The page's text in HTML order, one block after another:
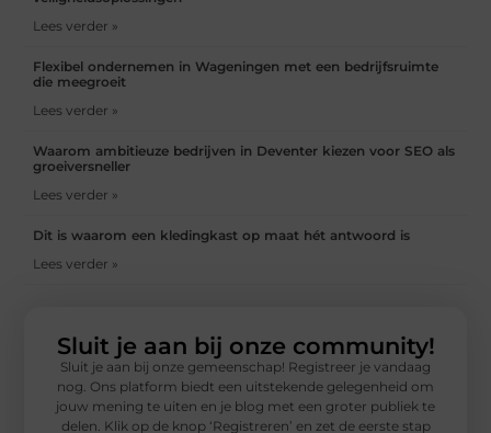
Lees verder »
Flexibel ondernemen in Wageningen met een bedrijfsruimte
die meegroeit
Lees verder »
Waarom ambitieuze bedrijven in Deventer kiezen voor SEO als
groeiversneller
Lees verder »
Dit is waarom een kledingkast op maat hét antwoord is
Lees verder »
Sluit je aan bij onze community!
Sluit je aan bij onze gemeenschap! Registreer je vandaag
nog. Ons platform biedt een uitstekende gelegenheid om
jouw mening te uiten en je blog met een groter publiek te
delen. Klik op de knop ‘Registreren’ en zet de eerste stap